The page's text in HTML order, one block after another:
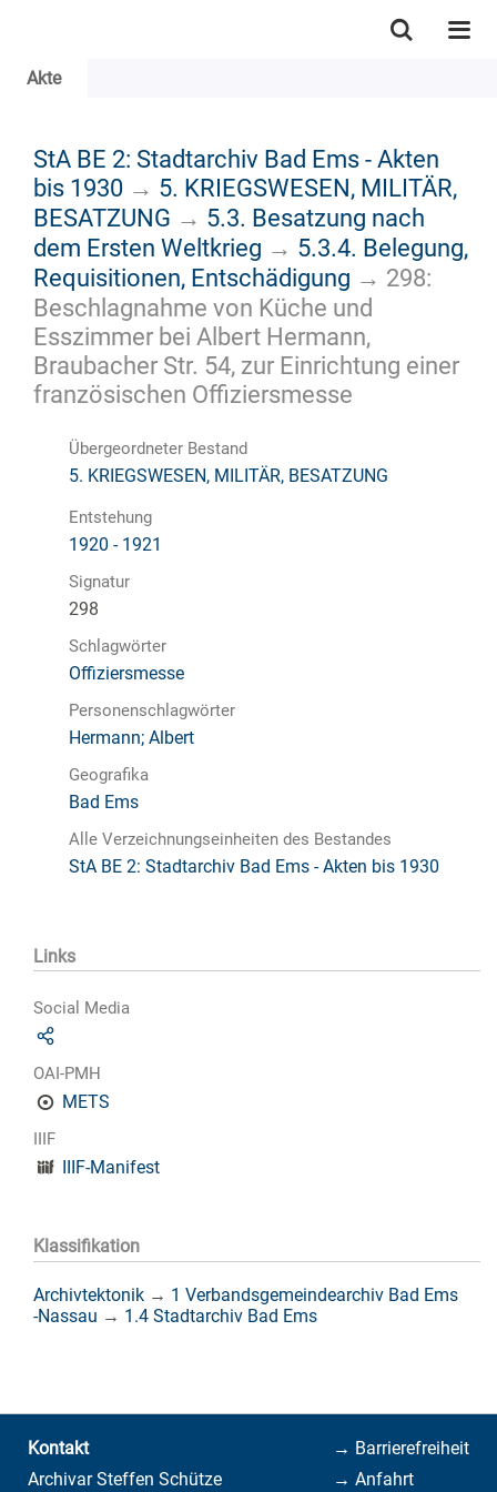
Akte
StA BE 2: Stadtarchiv Bad Ems - Akten
bis 1930 → 5. KRIEGSWESEN, MILITÄR,
BESATZUNG → 5.3. Besatzung nach
dem Ersten Weltkrieg → 5.3.4. Belegung,
Requisitionen, Entschädigung → 298:
Beschlagnahme von Küche und
Esszimmer bei Albert Hermann,
Braubacher Str. 54, zur Einrichtung einer
französischen Offiziersmesse
Übergeordneter Bestand
5. KRIEGSWESEN, MILITÄR, BESATZUNG
Entstehung
1920 - 1921
Signatur
298
Schlagwörter
Offiziersmesse
Personenschlagwörter
Hermann; Albert
Geografika
Bad Ems
Alle Verzeichnungseinheiten des Bestandes
StA BE 2: Stadtarchiv Bad Ems - Akten bis 1930
Links
Social Media
OAI-PMH
METS
IIIF
IIIF-Manifest
Klassifikation
Archivtektonik → 1 Verbandsgemeindearchiv Bad Ems
-Nassau → 1.4 Stadtarchiv Bad Ems
→ Barrierefreiheit
→ Anfahrt
Kontakt
Archivar Steffen Schütze